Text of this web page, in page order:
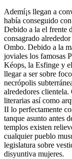
Ademí¡s llegan a
había conseguido
Debido a la el frente
consagrado
Ombo. Debido a la
joviales los famosas
Kéops, la Esfinge y
llegar a ser sobre
necrópolis
alrededores
literarias así­ como
II lo perfectamente
tanque asunto antes
templos existen
cualquier pueblo
legislatura sobre
disyuntiva mujeres.